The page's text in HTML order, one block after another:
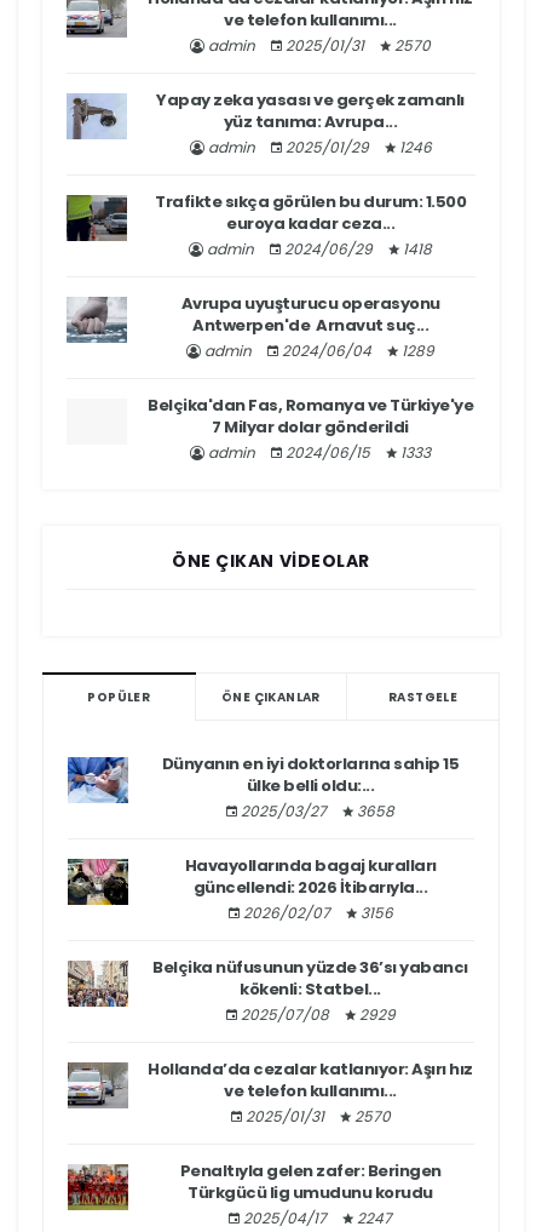
ve telefon kullanımı...
admin 2025/01/31 2570
Yapay zeka yasası ve gerçek zamanlı
yüz tanıma: Avrupa...
admin 2025/01/29 1246
Trafikte sıkça görülen bu durum: 1.500
euroya kadar ceza...
admin 2024/06/29 1418
Avrupa uyuşturucu operasyonu
Antwerpen'de Arnavut suç...
admin 2024/06/04 1289
Belçika'dan Fas, Romanya ve Türkiye'ye
7 Milyar dolar gönderildi
admin 2024/06/15 1333
ÖNE ÇIKAN VIDEOLAR
POPÜLER ÖNE ÇIKANLAR RASTGELE
Dünyanın en iyi doktorlarına sahip 15
ülke belli oldu:...
2025/03/27 3658
Havayollarında bagaj kuralları
güncellendi: 2026 İtibarıyla...
2026/02/07 3156
Belçika nüfusunun yüzde 36’sı yabancı
kökenli: Statbel...
2025/07/08 2929
Hollanda’da cezalar katlanıyor: Aşırı hız
ve telefon kullanımı...
2025/01/31 2570
Penaltıyla gelen zafer: Beringen
Türkgücü lig umudunu korudu
2025/04/17 2247